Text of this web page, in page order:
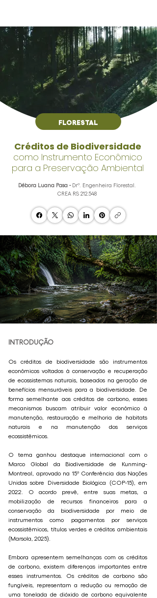
FLORESTAL
Créditos de Biodiversidade
como Instrumento Econômico
para a Preservação Ambiental
Débora Luana Pasa -Drª. Engenheira Florestal.
CREA RS 212.548
INTRODUÇÃO
Os créditos de biodiversidade são instrumentos
econômicos voltados à conservação e recuperação
de ecossistemas naturais, baseados na geração de
benefícios mensuráveis para a biodiversidade. De
forma semelhante aos créditos de carbono, esses
mecanismos buscam atribuir valor econômico à
manutenção, restauração e melhoria de habitats
naturais e na manutenção dos serviços
ecossistêmicos.
O tema ganhou destaque internacional com o
Marco Global da Biodiversidade de Kunming-
Montreal, aprovado na 15ª Conferência das Nações
Unidas sobre Diversidade Biológica (COP-15), em
2022. O acordo prevê, entre suas metas, a
mobilização de recursos financeiros para a
conservação da biodiversidade por meio de
instrumentos como pagamentos por serviços
ecossistêmicos, títulos verdes e créditos ambientais
(Marsola, 2025).
Embora apresentem semelhanças com os créditos
de carbono, existem diferenças importantes entre
esses instrumentos. Os créditos de carbono são
fungíveis, representam a redução ou remoção de
uma tonelada de dióxido de carbono equivalente